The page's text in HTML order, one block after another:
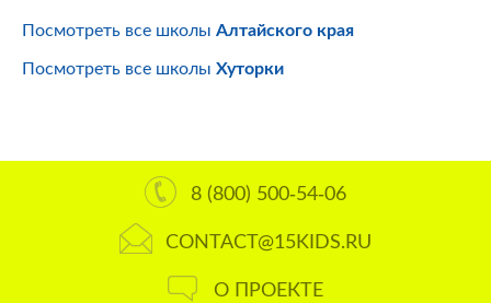
Посмотреть все школы Алтайского края
Посмотреть все школы Хуторки
8 (800) 500-54-06
CONTACT@15KIDS.RU
О ПРОЕКТЕ